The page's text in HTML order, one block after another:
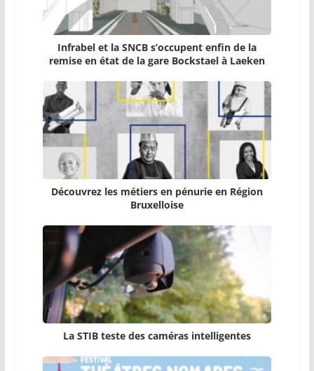
Infrabel et la SNCB s’occupent enfin de la
remise en état de la gare Bockstael à Laeken
Découvrez les métiers en pénurie en Région
Bruxelloise
La STIB teste des caméras intelligentes